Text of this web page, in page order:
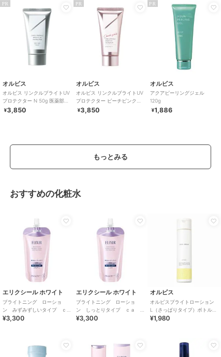
PR
オルビス
オルビス リンクルブライトUV
プロテクター N 50g 医薬部外
品（顔用日焼け止め）
¥3,850
PR
オルビス
オルビス リンクルブライトUV
プロテクター ピーチピンク
50g 医薬部外品 （顔用日焼け
¥3,850
PR
オルビス
アクアピーリングジェル
120g
¥1,886
もっとみる
おすすめの化粧水
エリクシール ホワイト
ブライトニング ローショ
ン みずみずしいタイプ ｃ
ａ （つめかえ用）医薬部外
¥3,300
エリクシール ホワイト
ブライトニング ローショ
ン しっとりタイプ ｃａ
（つめかえ用）医薬部外品
¥3,300
オルビス
オルビスブライトローション
L（さっぱりタイプ）ボトル入
り 医薬部外品
¥1,980